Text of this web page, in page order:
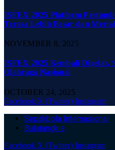
ISFEX 2025 Platform
Terasa Lebih Besar dan
NOVEMBER 8, 2025
ISFEX 2025 Kembali Digelar,
Olahraga Nasional
OCTOBER 24, 2025
Facebook X (Twitter) Instagram
Sepakbola Internasional
Bulutangkis
Facebook X (Twitter) Instagram